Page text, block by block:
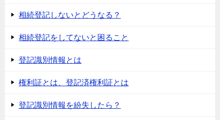
相続登記しないとどうなる？
相続登記をしてないと困ること
登記識別情報とは
権利証とは、登記済権利証とは
登記識別情報を紛失したら？